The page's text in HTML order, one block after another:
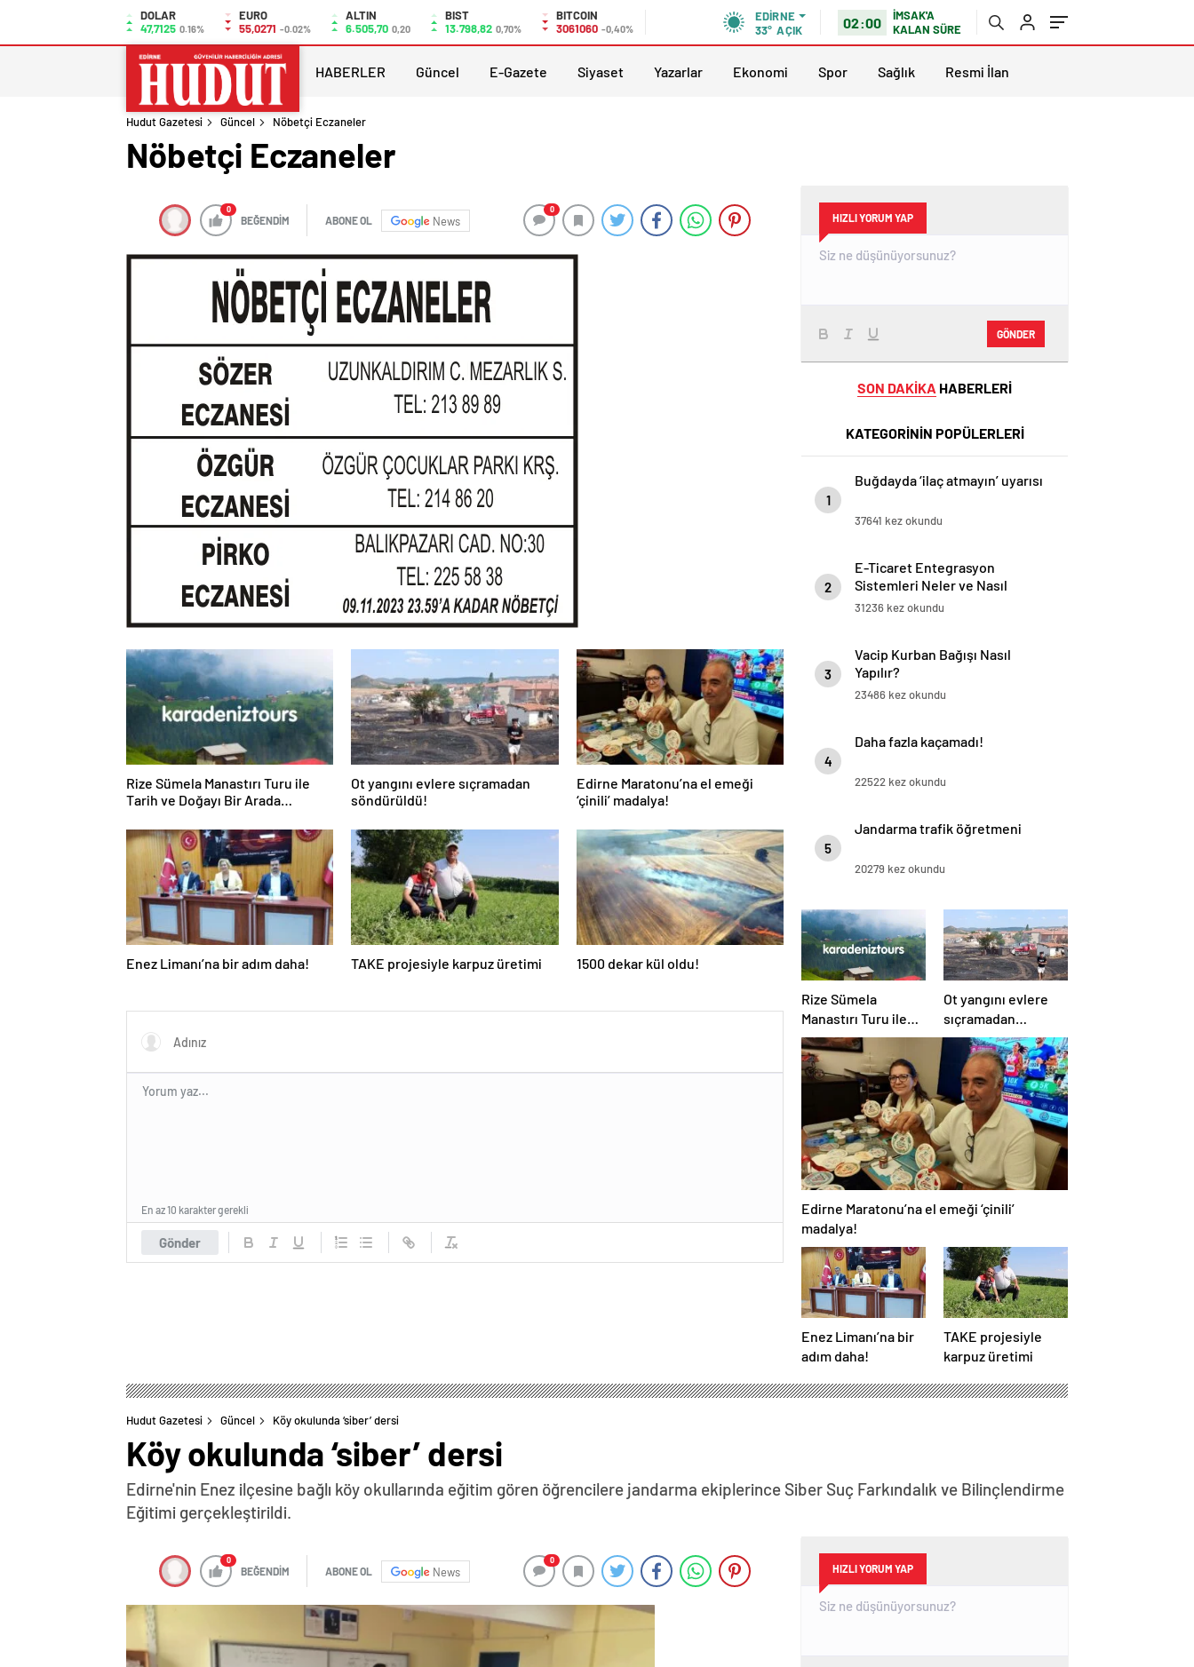
DOLAR
47,7125 0.16%
EURO
55,0271 -0.02%
ALTIN
6.505,70 0,20
BIST
13.798,82 0,70%
BITCOIN
3061060 -0,40%
EDIRNE
33° AÇIK 02:00
İMSAK'A
KALAN SÜRE
HABERLER Güncel E-Gazete Siyaset Yazarlar Ekonomi Spor Sağlık Resmi İlan
Hudut Gazetesi Güncel Nöbetçi Eczaneler
Nöbetçi Eczaneler
0
BEĞENDİM ABONE OL News
0
Rize Sümela Manastırı Turu ile
Tarih ve Doğayı Bir Arada
Ot yangını evlere sıçramadan
söndürüldü!
Edirne Maratonu’na el emeği
‘çinili’ madalya!
Enez Limanı’na bir adım daha! TAKE projesiyle karpuz üretimi 1500 dekar kül oldu!
Gönder
En az 10 karakter gerekli
HIZLI YORUM YAP
GÖNDER
SON DAKİKA HABERLERİ
KATEGORİNİN POPÜLERLERİ
1
Buğdayda ‘ilaç atmayın’ uyarısı
37641 kez okundu
2
E-Ticaret Entegrasyon
Sistemleri Neler ve Nasıl
Yapılır?
31236 kez okundu
3
Vacip Kurban Bağışı Nasıl
Yapılır?
23486 kez okundu
4
Daha fazla kaçamadı!
22522 kez okundu
5
Jandarma trafik öğretmeni
20279 kez okundu
Rize Sümela
Manastırı Turu ile
Tarih ve Doğayı Bir
Arada Keşfedin
Ot yangını evlere
sıçramadan
söndürüldü!
Edirne Maratonu’na el emeği ‘çinili’
madalya!
Enez Limanı’na bir
adım daha!
TAKE projesiyle
karpuz üretimi
Hudut Gazetesi Güncel Köy okulunda ‘siber’ dersi
Köy okulunda ‘siber’ dersi
Edirne'nin Enez ilçesine bağlı köy okullarında eğitim gören öğrencilere jandarma ekiplerince Siber Suç Farkındalık ve Bilinçlendirme
Eğitimi gerçekleştirildi.
0
BEĞENDİM ABONE OL News
0
HIZLI YORUM YAP